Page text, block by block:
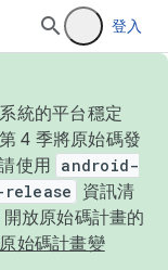
登入
統的平台穩定
4 季將原始碼發
使用 android-
資訊清
放原始碼計畫的
始碼計畫變